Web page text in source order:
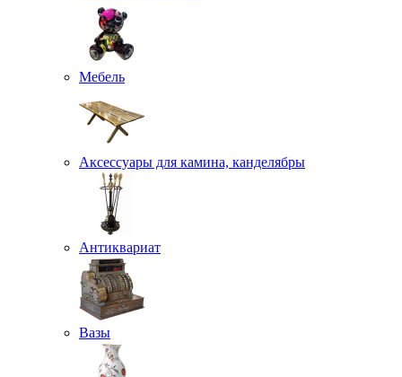
Мебель
Аксессуары для камина, канделябры
Антиквариат
Вазы